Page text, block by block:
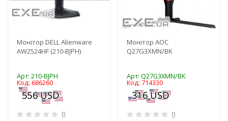
Монітор DELL Alienware
AW2524HF (210-BJPH)
Арт: 210-BJPH
Код: 686260
0
Монітор AOC
Q27G3XMN/BK
Арт: Q27G3XMN/BK
Код: 714330
0